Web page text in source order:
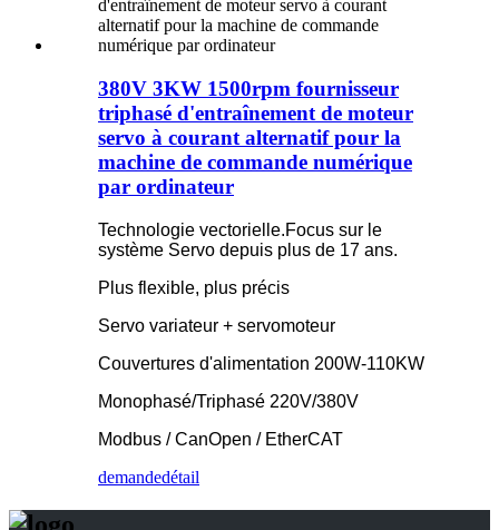
380V 3KW 1500rpm fournisseur
triphasé d'entraînement de moteur
servo à courant alternatif pour la
machine de commande numérique
par ordinateur
Technologie vectorielle.Focus sur le
système Servo depuis plus de 17 ans.
Plus flexible, plus précis
Servo variateur + servomoteur
Couvertures d'alimentation 200W-110KW
Monophasé/Triphasé 220V/380V
Modbus / CanOpen / EtherCAT
demandedétail